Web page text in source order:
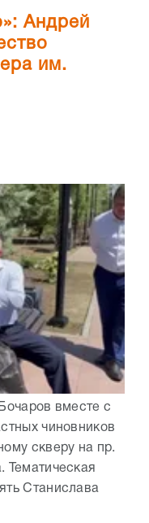
Андрей
им.
вместе с
чиновников
скверу на пр.
Тематическая
Станислава